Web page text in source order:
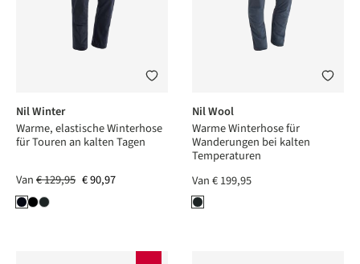
Nil Winter
Warme, elastische Winterhose
für Touren an kalten Tagen
Van€ 129,95 € 90,97
Nil Wool
Warme Winterhose für
Wanderungen bei kalten
Temperaturen
Van€ 199,95